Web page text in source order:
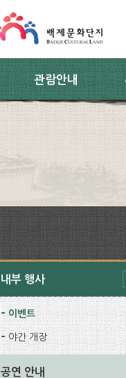
관람안내
내부 행사
이벤트
야간 개장
공연 안내